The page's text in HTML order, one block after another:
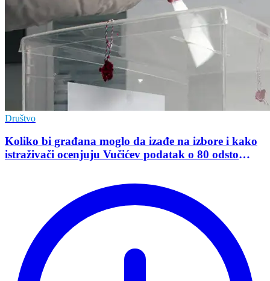
Društvo
Koliko bi građana moglo da izađe na izbore i kako
istraživači ocenjuju Vučićev podatak o 80 odsto